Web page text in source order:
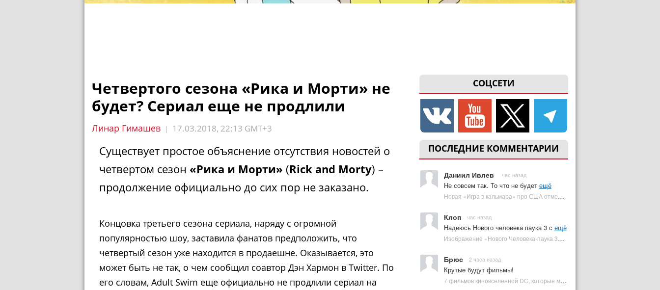
СОЦСЕТИ
ПОСЛЕДНИЕ КОММЕНТАРИИ
Даниил Ивлев час назад
Не совсем так. То что не будет ещё
Новая «Игра в кальмара» про США отменена | Plugged In Ru
Клоп час назад
Надеюсь Нового человека паука 3 с ещё
Изображение «Нового Человека-паука 3» подтвердило Зловещую шестерку | Plugged In Ru
Брюс 2 часа назад
Крутые будут фильмы!
7 фильмов киновселенной DC, которые может снять Зак Снайдер | Plugged In Ru
Четвертого сезона «Рика и Морти» не
будет? Сериал еще не продлили
Линар Гимашев | 17.03.2018, 22:13 GMT+3
Существует простое объяснение отсутствия новостей о
четвертом сезон «Рика и Морти» (Rick and Morty) –
продолжение официально до сих пор не заказано.
Концовка третьего сезона сериала, наряду с огромной
популярностью шоу, заставила фанатов предположить, что
четвертый сезон уже находится в продаешне. Оказывается, это
может быть не так, о чем сообщил соавтор Дэн Хармон в Twitter. По
его словам, Adult Swim еще официально не продлили сериал на